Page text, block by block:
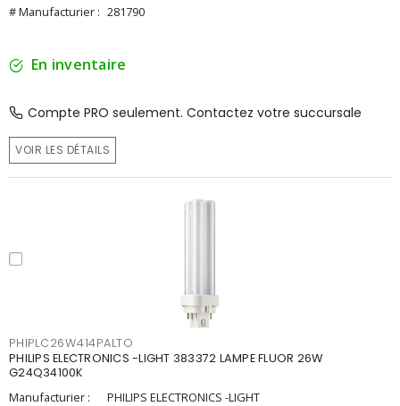
# Manufacturier : 281790
En inventaire
Compte PRO seulement. Contactez votre succursale
VOIR LES DÉTAILS
PHIPLC26W414PALTO
PHILIPS ELECTRONICS -LIGHT 383372 LAMPE FLUOR 26W
G24Q34100K
Manufacturier :
PHILIPS ELECTRONICS -LIGHT